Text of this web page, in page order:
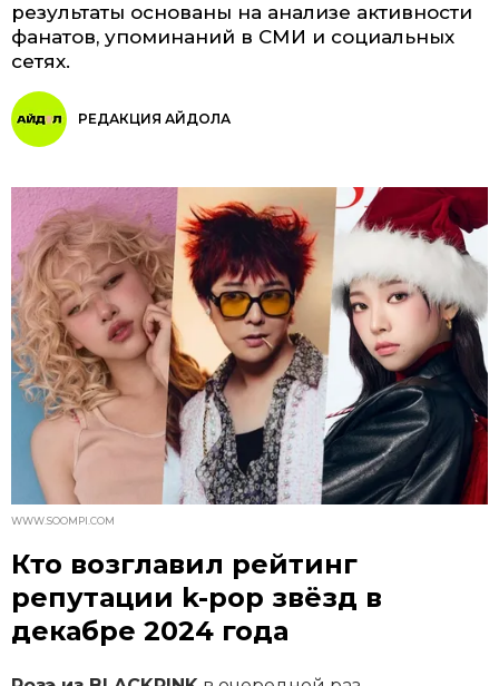
результаты основаны на анализе активности
фанатов, упоминаний в СМИ и социальных
сетях.
РЕДАКЦИЯ АЙДОЛА
WWW.SOOMPI.COM
Кто возглавил рейтинг
репутации k-pop звёзд в
декабре 2024 года